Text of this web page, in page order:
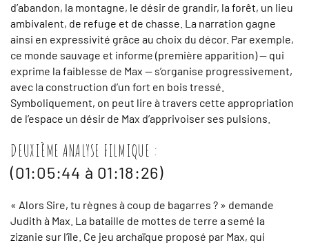
d’abandon, la montagne, le désir de grandir, la forêt, un lieu
ambivalent, de refuge et de chasse. La narration gagne
ainsi en expressivité grâce au choix du décor. Par exemple,
ce monde sauvage et informe (première apparition) — qui
exprime la faiblesse de Max — s’organise progressivement,
avec la construction d’un fort en bois tressé.
Symboliquement, on peut lire à travers cette appropriation
de l’espace un désir de Max d’apprivoiser ses pulsions.
DEUXIÈME ANALYSE FILMIQUE :
(01:05:44 à 01:18:26)
« Alors Sire, tu règnes à coup de bagarres ? » demande
Judith à Max. La bataille de mottes de terre a semé la
zizanie sur l’île. Ce jeu archaïque proposé par Max, qui